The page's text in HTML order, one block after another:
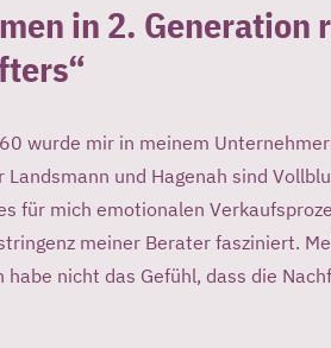
in 2.
wurde mir in meinem
und Hagenah sind
für mich emotionalen
meiner Berater fasziniert.
nicht das Gefühl, dass die